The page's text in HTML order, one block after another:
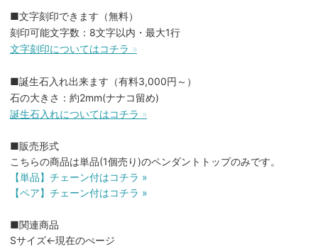
■文字刻印できます（無料）
刻印可能文字数：8文字以内・最大1行
文字刻印についてはコチラ »
■誕生石入れ出来ます（有料3,000円～）
石の大きさ：約2mm(ナナコ留め)
誕生石入れについてはコチラ »
■販売形式
こちらの商品は単品(1個売り)のペンダントトップのみです。
【単品】チェーン付はコチラ »
【ペア】チェーン付はコチラ »
■関連商品
Sサイズ←現在のぺージ